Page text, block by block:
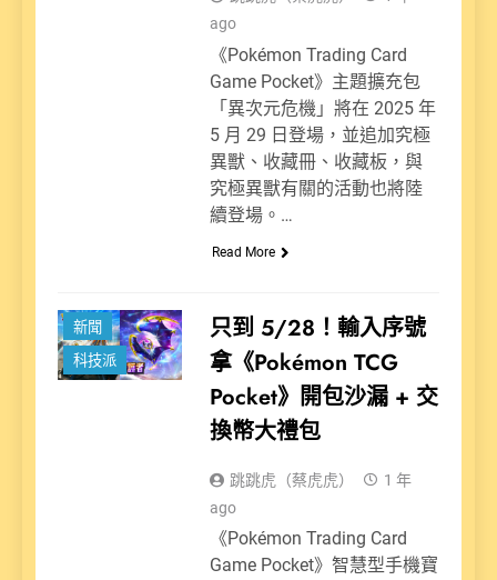
ago
《Pokémon Trading Card
Game Pocket》主題擴充包
「異次元危機」將在 2025 年
5 月 29 日登場，並追加究極
異獸、收藏冊、收藏板，與
究極異獸有關的活動也將陸
續登場。…
Read More
新聞
科技派
只到 5/28！輸入序號
拿《Pokémon TCG
Pocket》開包沙漏 + 交
換幣大禮包
跳跳虎（蔡虎虎）
1 年
ago
《Pokémon Trading Card
Game Pocket》智慧型手機寶